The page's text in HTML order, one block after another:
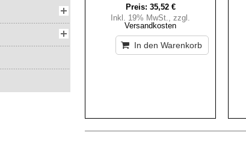
Preis: 35,52 €
Inkl. 19% MwSt.,zzgl.
Versandkosten
In den Warenkorb